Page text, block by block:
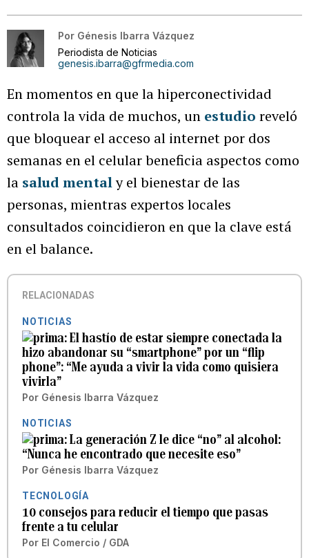
Por Génesis Ibarra Vázquez
Periodista de Noticias
genesis.ibarra@gfrmedia.com
En momentos en que la hiperconectividad
controla la vida de muchos, un estudio reveló
que bloquear el acceso al internet por dos
semanas en el celular beneficia aspectos como
la salud mentaly el bienestar de las
personas, mientras expertos locales
consultados coincidieron en que la clave está
en el balance.
RELACIONADAS
NOTICIAS
El hastío de estar siempre conectada la
hizo abandonar su “smartphone” por un “flip
phone”: “Me ayuda a vivir la vida como quisiera
vivirla”
Por Génesis Ibarra Vázquez
NOTICIAS
La generación Z le dice “no” al alcohol:
“Nunca he encontrado que necesite eso”
Por Génesis Ibarra Vázquez
TECNOLOGÍA
10 consejos para reducir el tiempo que pasas
frente a tu celular
Por El Comercio / GDA